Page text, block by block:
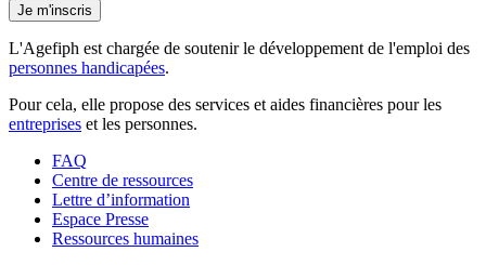
Je m'inscris
L'Agefiph est chargée de soutenir le développement de l'emploi des
personnes handicapées.
Pour cela, elle propose des services et aides financières pour les
entreprises et les personnes.
FAQ
Centre de ressources
Lettre d’information
Espace Presse
Ressources humaines